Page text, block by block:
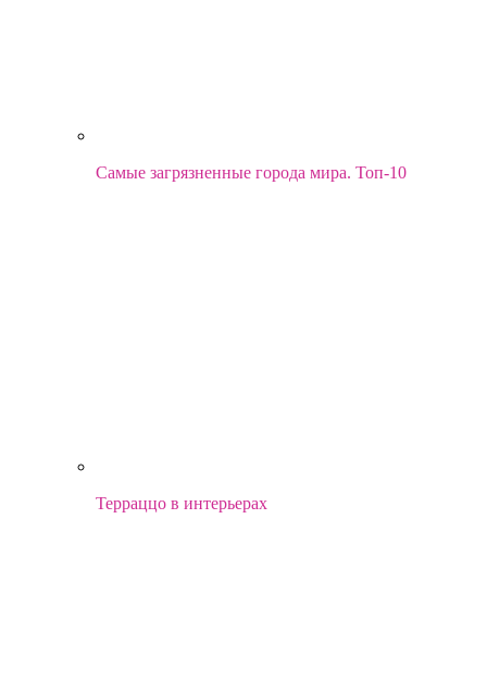
Самые загрязненные города мира. Топ-10
Терраццо в интерьерах